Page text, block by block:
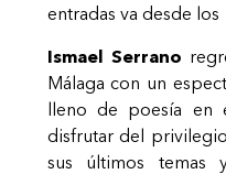
entradas va desde los
Ismael Serrano
Málaga con un
lleno de poesía en
disfrutar del
sus últimos temas